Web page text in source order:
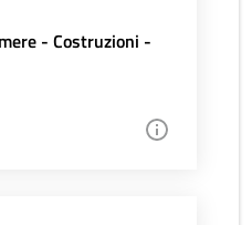
- Costruzioni -